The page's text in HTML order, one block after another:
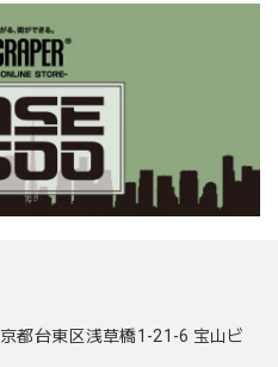
都台東区浅草橋1-21-6 宝山ビ